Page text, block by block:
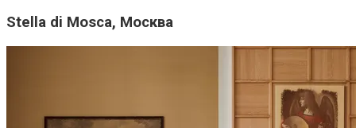
Stella di Mosca, Москва